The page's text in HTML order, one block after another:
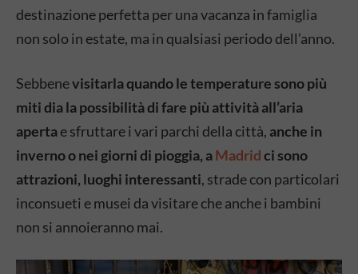
destinazione perfetta per una vacanza in famiglia
non solo in estate, ma in qualsiasi periodo dell’anno.
Sebbenevisitarla quando le temperature sono più
miti dia la possibilità di fare più attività all’aria
apertae sfruttare i vari parchi della città, anche in
inverno o nei giorni di pioggia, aMadridci sono
attrazioni, luoghi interessanti, strade con particolari
inconsueti e musei da visitare che anche i bambini
non si annoieranno mai.